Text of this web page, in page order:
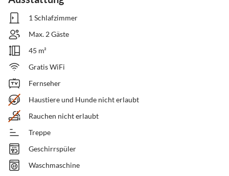
1 Schlafzimmer
Max. 2 Gäste
45 m²
Gratis WiFi
Fernseher
Haustiere und Hunde nicht erlaubt
Rauchen nicht erlaubt
Treppe
Geschirrspüler
Waschmaschine